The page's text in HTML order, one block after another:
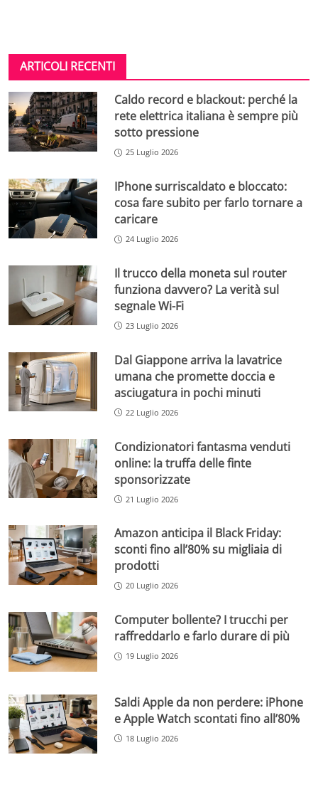
ARTICOLI RECENTI
Caldo record e blackout: perché la
rete elettrica italiana è sempre più
sotto pressione
25 Luglio 2026
IPhone surriscaldato e bloccato:
cosa fare subito per farlo tornare a
caricare
24 Luglio 2026
Il trucco della moneta sul router
funziona davvero? La verità sul
segnale Wi-Fi
23 Luglio 2026
Dal Giappone arriva la lavatrice
umana che promette doccia e
asciugatura in pochi minuti
22 Luglio 2026
Condizionatori fantasma venduti
online: la truffa delle finte
sponsorizzate
21 Luglio 2026
Amazon anticipa il Black Friday:
sconti fino all’80% su migliaia di
prodotti
20 Luglio 2026
Computer bollente? I trucchi per
raffreddarlo e farlo durare di più
19 Luglio 2026
Saldi Apple da non perdere: iPhone
e Apple Watch scontati fino all’80%
18 Luglio 2026